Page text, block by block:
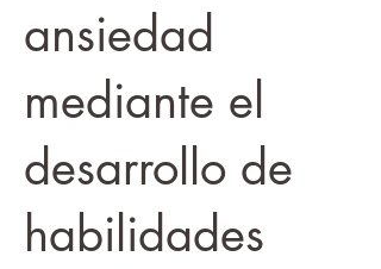
ansiedad
mediante el
desarrollo de
habilidades